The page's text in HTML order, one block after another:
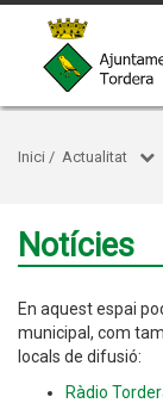
Inici / Actualitat
Notícies
En aquest espai
municipal, com
locals de difusió:
Ràdio